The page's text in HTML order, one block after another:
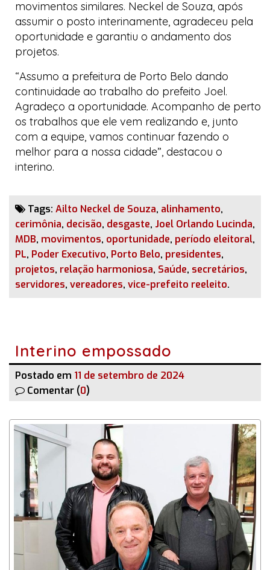
movimentos similares. Neckel de Souza, após
assumir o posto interinamente, agradeceu pela
oportunidade e garantiu o andamento dos
projetos.
“Assumo a prefeitura de Porto Belo dando
continuidade ao trabalho do prefeito Joel.
Agradeço a oportunidade. Acompanho de perto
os trabalhos que ele vem realizando e, junto
com a equipe, vamos continuar fazendo o
melhor para a nossa cidade”, destacou o
interino.
Tags: Ailto Neckel de Souza, alinhamento,
cerimônia, decisão, desgaste, Joel Orlando Lucinda,
MDB, movimentos, oportunidade, período eleitoral,
PL, Poder Executivo, Porto Belo, presidentes,
projetos, relação harmoniosa, Saúde, secretários,
servidores, vereadores, vice-prefeito reeleito.
Interino empossado
Postado em 11 de setembro de 2024
Comentar (0)